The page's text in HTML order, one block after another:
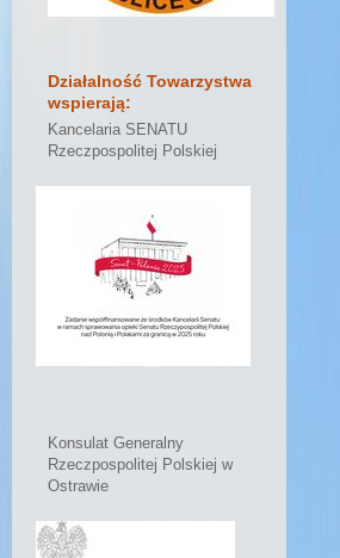
Działalność Towarzystwa
wspierają:
Kancelaria SENATU
Rzeczpospolitej Polskiej
Konsulat Generalny
Rzeczpospolitej Polskiej w
Ostrawie